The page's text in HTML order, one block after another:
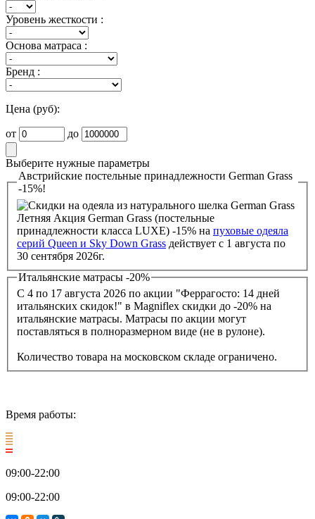
Уровень жесткости :
Основа матраса :
Бренд :
Цена (руб):
от до
Выберите нужные параметры
Австрийские постельные принадлежности German Grass
-15%!
Летняя Акция German Grass (постельные
принадлежности класса LUXE) -15% на пуховые одеяла
серий Queen и Sky Down Grass действует с 1 августа по
30 сентября 2026г.
Итальянские матрасы -20%
С 4 по 17 августа 2026 по акции "Феррагосто: 14 дней
итальянских скидок!" в Magniflex скидки до -20% на
итальянские матрасы. Матрасы по акции могут
поставляться в полноразмерном виде (не в рулоне).
Количество товара на московском складе ограничено.
Время работы:
09:00-22:00
09:00-22:00